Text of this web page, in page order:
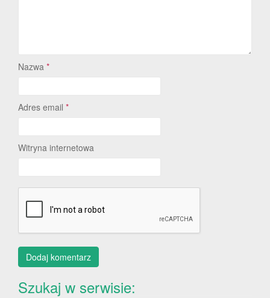
Nazwa *
Adres email *
Witryna internetowa
Szukaj w serwisie: